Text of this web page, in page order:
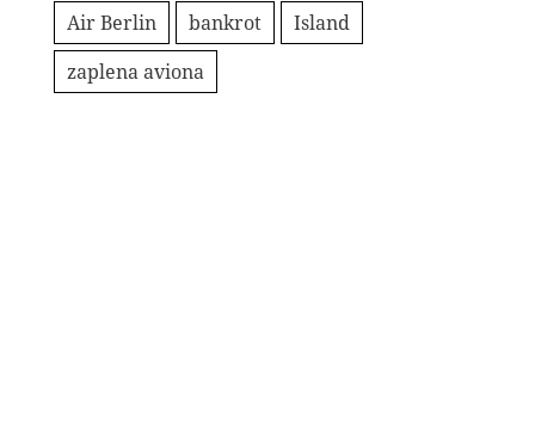
Air Berlin bankrot
Island
zaplena aviona